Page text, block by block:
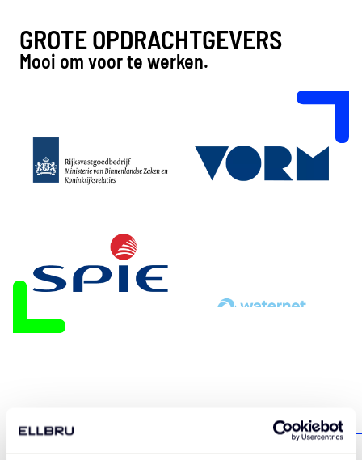
GROTE OPDRACHTGEVERS
Mooi om voor te werken.
GROOTSE PROJECTEN